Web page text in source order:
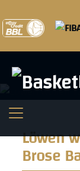
Löwen
Brose